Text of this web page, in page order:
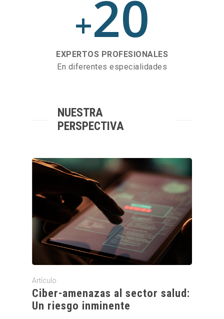
+20
EXPERTOS PROFESIONALES
En diferentes especialidades
NUESTRA
PERSPECTIVA
Artículo
Ciber-amenazas al sector salud:
Un riesgo inminente